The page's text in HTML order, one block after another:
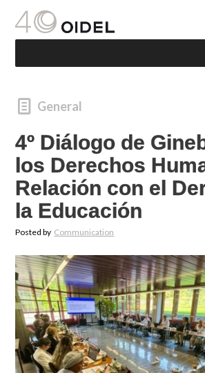
General
4º Diálogo de
los Derechos
Relación con el
la Educación
Posted by Communication